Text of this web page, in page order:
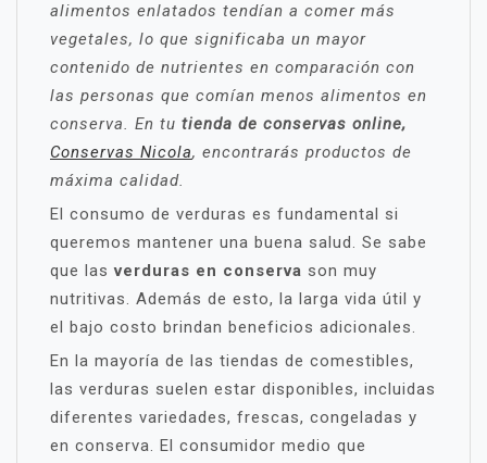
alimentos enlatados tendían a comer más
vegetales, lo que significaba un mayor
contenido de nutrientes en comparación con
las personas que comían menos alimentos en
conserva. En tu tienda de conservas online,
Conservas Nicola, encontrarás productos de
máxima calidad.
El consumo de verduras es fundamental si
queremos mantener una buena salud. Se sabe
que lasverduras en conserva son muy
nutritivas. Además de esto, la larga vida útil y
el bajo costo brindan beneficios adicionales.
En la mayoría de las tiendas de comestibles,
las verduras suelen estar disponibles, incluidas
diferentes variedades, frescas, congeladas y
en conserva. El consumidor medio que